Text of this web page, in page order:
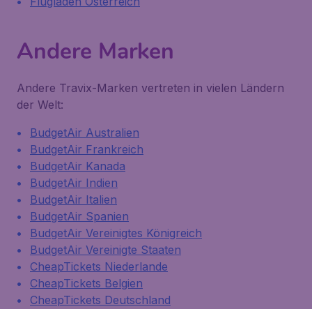
Andere Marken
Andere Travix-Marken vertreten in vielen Ländern
der Welt:
BudgetAir Australien
BudgetAir Frankreich
BudgetAir Kanada
BudgetAir Indien
BudgetAir Italien
BudgetAir Spanien
BudgetAir Vereinigtes Königreich
BudgetAir Vereinigte Staaten
CheapTickets Niederlande
CheapTickets Belgien
CheapTickets Deutschland